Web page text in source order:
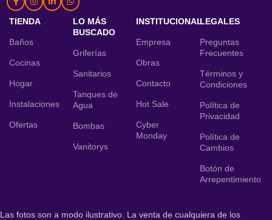
TIENDA
Baños
Cocinas
Hogar
Instalaciones
Ofertas
LO MÁS
BUSCADO
Griferías
Sanitarios
Tanques de
Agua
Bombas
Vanitorys
INSTITUCIONAL
Empresa
Obras
Contacto
Hot Sale
Cyber
Monday
LEGALES
Preguntas
Frecuentes
Términos y
Condiciones
Política de
Privacidad
Política de
Cambios
Botón de
Arrepentimiento
Las fotos son a modo ilustrativo. La venta de cualquiera de los